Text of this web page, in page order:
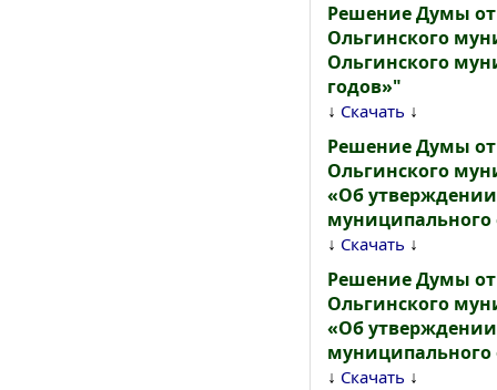
Решение Думы
Ольгинского
Ольгинского
годов»"
↓ Скачать ↓
Решение Думы
Ольгинского
«Об
муниципального
↓ Скачать ↓
Решение Думы
Ольгинского
«Об
муниципального
↓ Скачать ↓